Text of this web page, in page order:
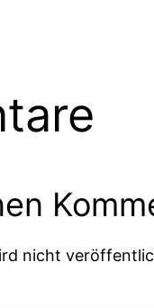
nicht